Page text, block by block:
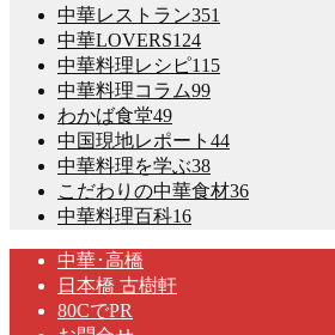
中華レストラン351
中華LOVERS124
中華料理レシピ115
中華料理コラム99
わかば食堂49
中国現地レポート 44
中華料理を学ぶ38
こだわりの中華食材36
中華料理百科16
中華･高橋
日本橋 古樹軒
80CでPR